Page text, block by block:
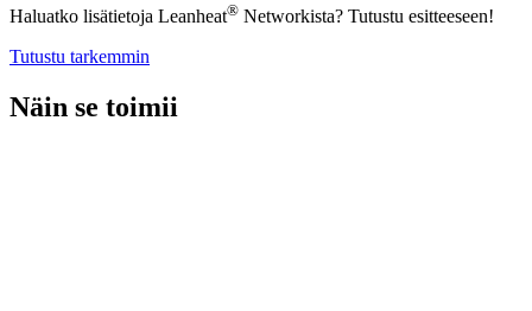
Haluatko lisätietoja Leanheat® Networkista? Tutustu esitteeseen!
Tutustu tarkemmin
Näin se toimii